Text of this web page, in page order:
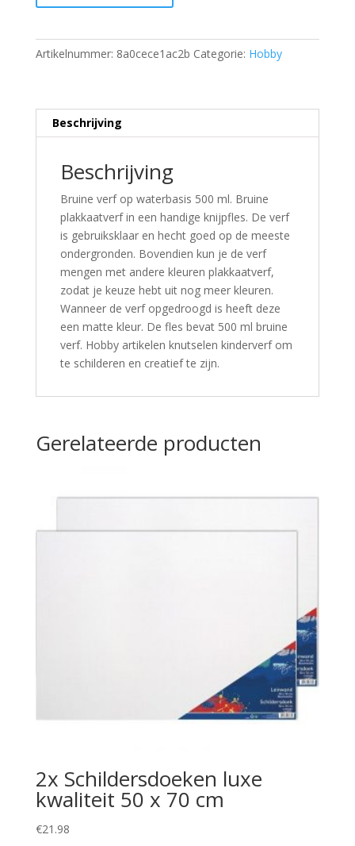
Artikelnummer: 8a0cece1ac2b Categorie: Hobby
Beschrijving
Beschrijving
Bruine verf op waterbasis 500 ml. Bruine
plakkaatverf in een handige knijpfles. De verf
is gebruiksklaar en hecht goed op de meeste
ondergronden. Bovendien kun je de verf
mengen met andere kleuren plakkaatverf,
zodat je keuze hebt uit nog meer kleuren.
Wanneer de verf opgedroogd is heeft deze
een matte kleur. De fles bevat 500 ml bruine
verf. Hobby artikelen knutselen kinderverf om
te schilderen en creatief te zijn.
Gerelateerde producten
2x Schildersdoeken luxe
kwaliteit 50 x 70 cm
€21.98